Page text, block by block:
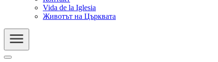
Vida de la Iglesia
Животът на Църквата